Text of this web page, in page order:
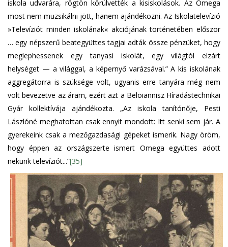
iskola udvarára, rögtön körülvették a kisiskolások. Az Omega
most nem muzsikálni jött, hanem ajándékozni. Az Iskolatelevízió
»Televíziót minden iskolának« akciójának történetében először
… egy népszerű beategyüttes tagjai adták össze pénzüket, hogy
meglephessenek egy tanyasi iskolát, egy világtól elzárt
helységet — a világgal, a képernyő varázsával.” A kis iskolának
aggregátorra is szüksége volt, ugyanis erre tanyára még nem
volt bevezetve az áram, ezért azt a Beloiannisz Híradástechnikai
Gyár kollektívája ajándékozta. „Az iskola tanítónője, Pesti
Lászlóné meghatottan csak ennyit mondott: Itt senki sem jár. A
gyerekeink csak a mezőgazdasági gépeket ismerik. Nagy öröm,
hogy éppen az országszerte ismert Omega együttes adott
nekünk televíziót...”[35]